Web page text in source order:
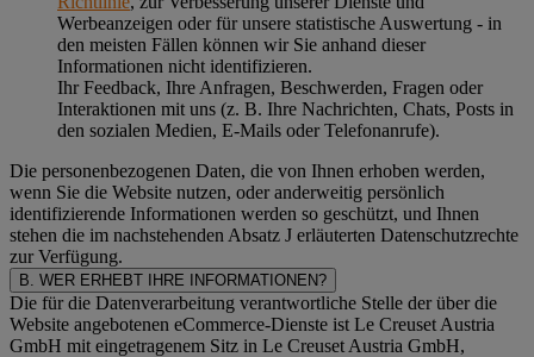
Werbeanzeigen oder für unsere statistische Auswertung - in
den meisten Fällen können wir Sie anhand dieser
Informationen nicht identifizieren.
Ihr Feedback, Ihre Anfragen, Beschwerden, Fragen oder
Interaktionen mit uns (z. B. Ihre Nachrichten, Chats, Posts in
den sozialen Medien, E-Mails oder Telefonanrufe).
Die personenbezogenen Daten, die von Ihnen erhoben werden,
wenn Sie die Website nutzen, oder anderweitig persönlich
identifizierende Informationen werden so geschützt, und Ihnen
stehen die im nachstehendenAbsatz J erläuterten Datenschutzrechte
zur Verfügung.
B. WER ERHEBT IHRE INFORMATIONEN?
Die für die Datenverarbeitung verantwortliche Stelle der über die
Website angebotenen eCommerce-Dienste ist Le Creuset Austria
GmbH mit eingetragenem Sitz in Le Creuset Austria GmbH,